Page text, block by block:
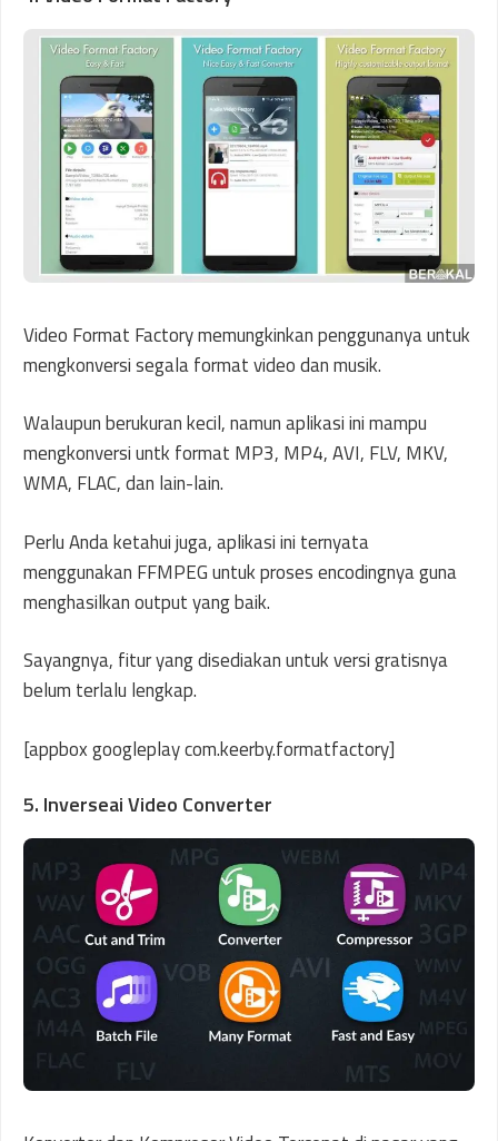
Video Format Factory memungkinkan penggunanya untuk
mengkonversi segala format video dan musik.
Walaupun berukuran kecil, namun aplikasi ini mampu
mengkonversi untk format MP3, MP4, AVI, FLV, MKV,
WMA, FLAC, dan lain-lain.
Perlu Anda ketahui juga, aplikasi ini ternyata
menggunakan FFMPEG untuk proses encodingnya guna
menghasilkan output yang baik.
Sayangnya, fitur yang disediakan untuk versi gratisnya
belum terlalu lengkap.
[appbox googleplay com.keerby.formatfactory]
5. Inverseai Video Converter